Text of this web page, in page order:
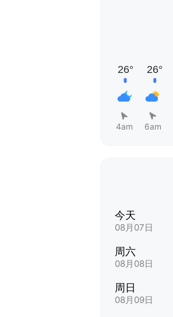
4am 6am
今天
08月07日
周六
08月08日
周日
08月09日